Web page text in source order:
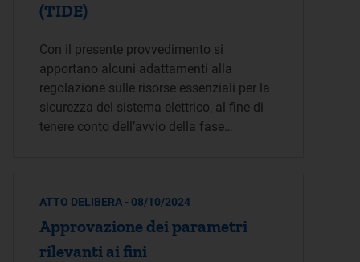
(TIDE)
Con il presente provvedimento si
apportano alcuni adattamenti alla
regolazione sulle risorse essenziali per la
sicurezza del sistema elettrico, al fine di
tenere conto dell’avvio della fase…
ATTO DELIBERA - 08/10/2024
Approvazione dei parametri
rilevanti ai fini